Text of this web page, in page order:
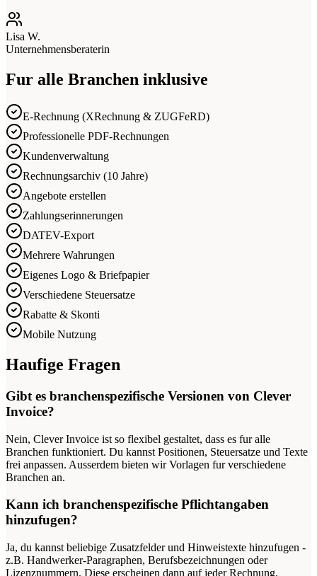
Lisa W.
Unternehmensberaterin
Fur alle Branchen inklusive
E-Rechnung (XRechnung & ZUGFeRD)
Professionelle PDF-Rechnungen
Kundenverwaltung
Rechnungsarchiv (10 Jahre)
Angebote erstellen
Zahlungserinnerungen
DATEV-Export
Mehrere Wahrungen
Eigenes Logo & Briefpapier
Verschiedene Steuersatze
Rabatte & Skonti
Mobile Nutzung
Haufige Fragen
Gibt es branchenspezifische Versionen von Clever
Invoice?
Nein, Clever Invoice ist so flexibel gestaltet, dass es fur alle
Branchen funktioniert. Du kannst Positionen, Steuersatze und Texte
frei anpassen. Ausserdem bieten wir Vorlagen fur verschiedene
Branchen an.
Kann ich branchenspezifische Pflichtangaben
hinzufugen?
Ja, du kannst beliebige Zusatzfelder und Hinweistexte hinzufugen -
z.B. Handwerker-Paragraphen, Berufsbezeichnungen oder
Lizenznummern. Diese erscheinen dann auf jeder Rechnung.